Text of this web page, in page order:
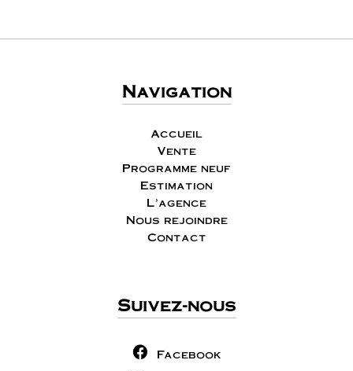
Navigation
Accueil
Vente
Programme neuf
Estimation
L'agence
Nous rejoindre
Contact
Suivez-nous
Facebook